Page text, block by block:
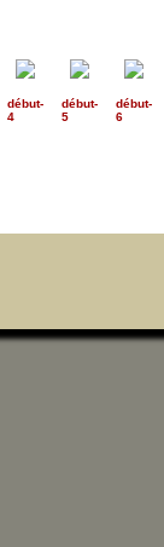
début-
4
début-
5
début-
6